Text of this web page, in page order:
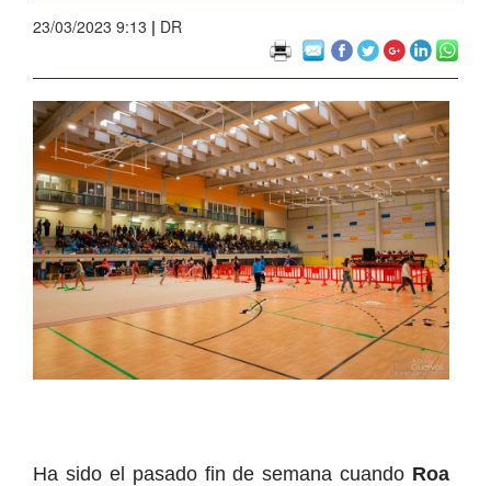
23/03/2023 9:13 | DR
Ha sido el pasado fin de semana cuando Roa